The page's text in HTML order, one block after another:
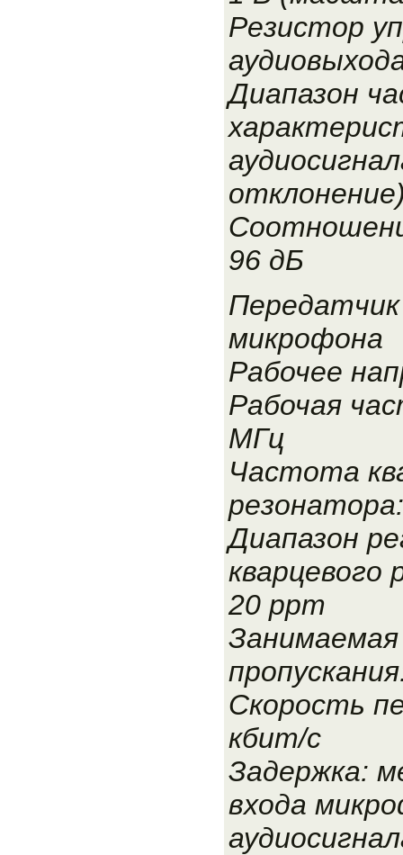
Резистор
Диапазон
96 дБ
микрофона
Рабочее
Рабочая
МГц
Частота
Диапазон
кварцевого
20 ppm
Занимаемая
Скорость
кбит/с
Задержка:
входа